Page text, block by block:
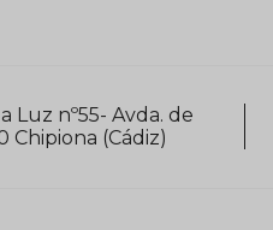
Luz nº55- Avda. de
Chipiona (Cádiz)